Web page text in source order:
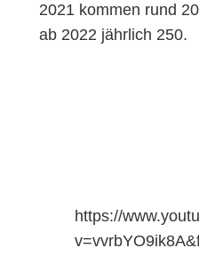
2021 kommen rund
ab 2022 jährlich 250.
https://